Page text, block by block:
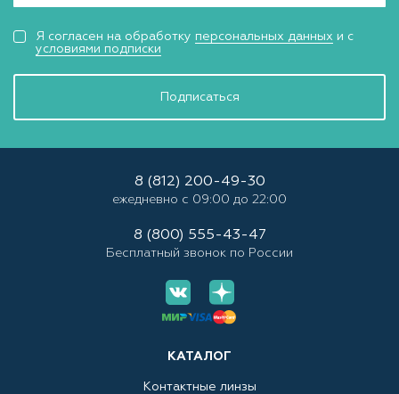
Подписаться
Я согласен на обработку персональных данных и с
условиями подписки
КАТАЛОГ
Контактные линзы
8 (812) 200-49-30
ежедневно с 09:00 до 22:00
8 (800) 555-43-47
Бесплатный звонок по России